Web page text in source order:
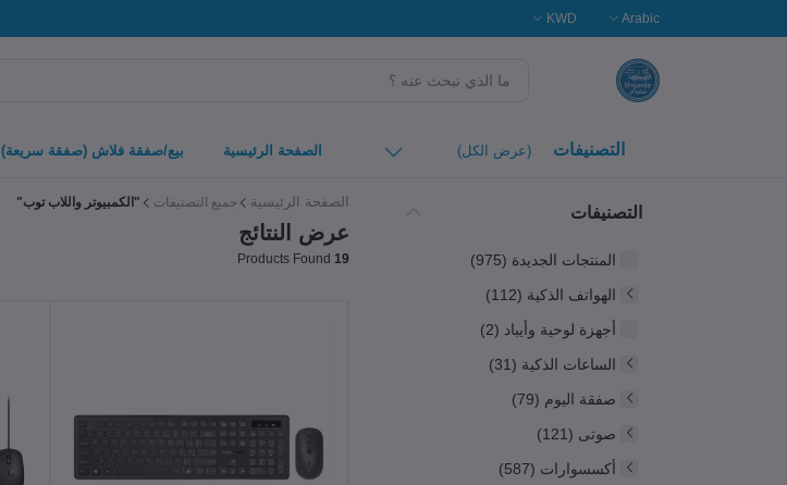
Arabic
KWD
التصنيفات (عرض الكل) الصفحة الرئيسية بيع/صفقة فلاش (صفقة سريعة)
التصنيفات
المنتجات الجديدة (975)
الهواتف الذكية (112)
أجهزة لوحية وأيباد (2)
الساعات الذكية (31)
صفقة اليوم (79)
صوتى (121)
أكسسوارات (587)
الصفحة الرئيسية جميع التصنيفات "الكمبيوتر واللاب توب"
عرض النتائج
19